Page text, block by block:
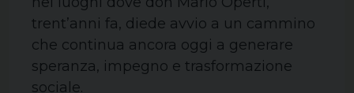
trent’anni fa, diede avvio a un cammino
che continua ancora oggi a generare
speranza, impegno e trasformazione
sociale.